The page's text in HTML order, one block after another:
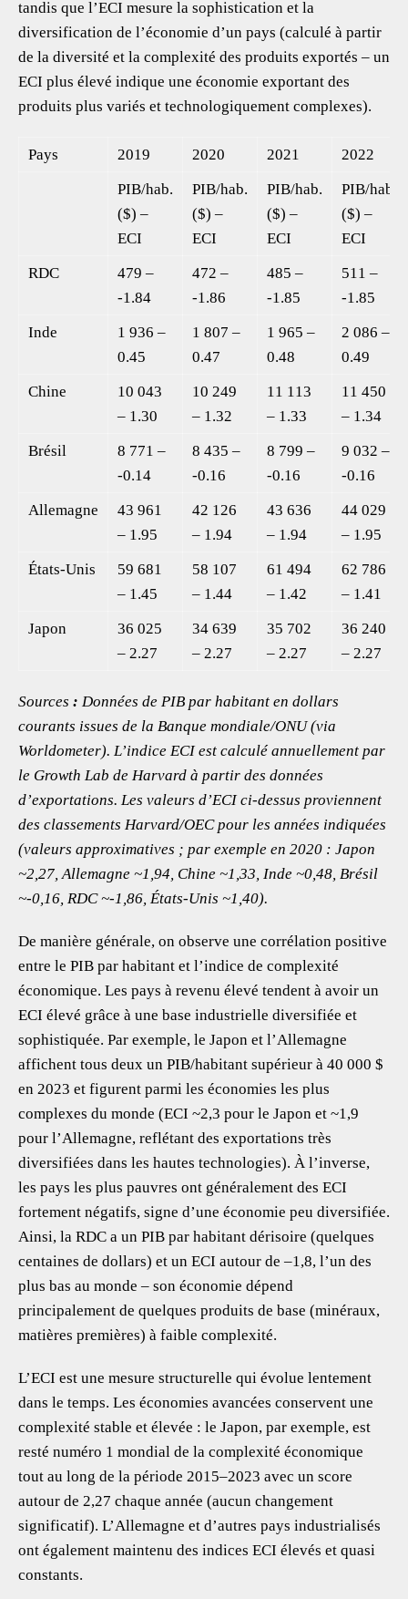
tandis que l’ECI mesure la sophistication et la
diversification de l’économie d’un pays (calculé à partir
de la diversité et la complexité des produits exportés – un
ECI plus élevé indique une économie exportant des
produits plus variés et technologiquement complexes).
Pays 2019 2020 2021
2022
PIB/hab.
($) –
ECI
PIB/hab.
($) –
ECI
PIB/hab.
($) –
ECI
PIB/hab.
($) –
ECI
RDC
479 –
-1.84
472 –
-1.86
485 –
-1.85
511 –
-1.85
Inde
1 936 –
0.45
1 807 –
0.47
1 965 –
0.48
2 086 –
0.49
Chine
10 043
– 1.30
10 249
– 1.32
11 113
– 1.33
11 450
– 1.34
Brésil
8 771 –
-0.14
8 435 –
-0.16
8 799 –
-0.16
9 032 –
-0.16
Allemagne
43 961
– 1.95
42 126
– 1.94
43 636
– 1.94
44 029
– 1.95
États-Unis
59 681
– 1.45
58 107
– 1.44
61 494
– 1.42
62 786
– 1.41
Japon
36 025
– 2.27
34 639
– 2.27
35 702
– 2.27
36 240
– 2.27
Sources : Données de PIB par habitant en dollars
courants issues de la Banque mondiale/ONU (via
Worldometer). L’indice ECI est calculé annuellement par
le Growth Lab de Harvard à partir des données
d’exportations. Les valeurs d’ECI ci-dessus proviennent
des classements Harvard/OEC pour les années indiquées
(valeurs approximatives ; par exemple en 2020 : Japon
~2,27, Allemagne ~1,94, Chine ~1,33, Inde ~0,48, Brésil
~-0,16, RDC ~-1,86, États-Unis ~1,40).
De manière générale, on observe une corrélation positive
entre le PIB par habitant et l’indice de complexité
économique. Les pays à revenu élevé tendent à avoir un
ECI élevé grâce à une base industrielle diversifiée et
sophistiquée. Par exemple, le Japon et l’Allemagne
affichent tous deux un PIB/habitant supérieur à 40 000 $
en 2023 et figurent parmi les économies les plus
complexes du monde (ECI ~2,3 pour le Japon et ~1,9
pour l’Allemagne, reflétant des exportations très
diversifiées dans les hautes technologies). À l’inverse,
les pays les plus pauvres ont généralement des ECI
fortement négatifs, signe d’une économie peu diversifiée.
Ainsi, la RDC a un PIB par habitant dérisoire (quelques
centaines de dollars) et un ECI autour de –1,8, l’un des
plus bas au monde – son économie dépend
principalement de quelques produits de base (minéraux,
matières premières) à faible complexité.
L’ECI est une mesure structurelle qui évolue lentement
dans le temps. Les économies avancées conservent une
complexité stable et élevée : le Japon, par exemple, est
resté numéro 1 mondial de la complexité économique
tout au long de la période 2015–2023 avec un score
autour de 2,27 chaque année (aucun changement
significatif). L’Allemagne et d’autres pays industrialisés
ont également maintenu des indices ECI élevés et quasi
constants.